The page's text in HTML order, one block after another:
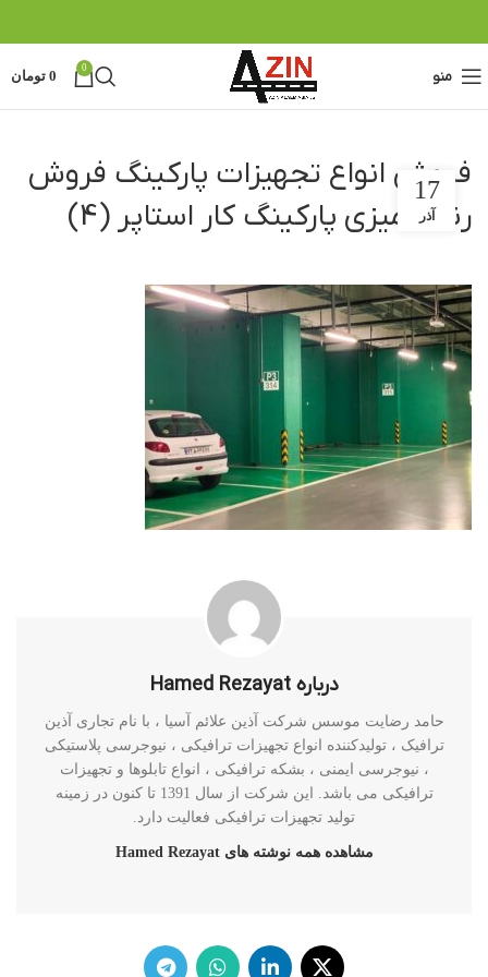
منو 0
0 تومان
فروش انواع تجهیزات پارکینگ فروش
رنگ آمیزی پارکینگ کار استاپر (4)
17
آذر
درباره Hamed Rezayat
حامد رضایت موسس شرکت آذین علائم آسیا ، با نام تجاری آذین
ترافیک ، تولیدکننده انواع تجهیزات ترافیکی ، نیوجرسی پلاستیکی
، نیوجرسی ایمنی ، بشکه ترافیکی ، انواع تابلوها و تجهیزات
ترافیکی می باشد. این شرکت از سال 1391 تا کنون در زمینه
تولید تجهیزات ترافیکی فعالیت دارد.
مشاهده همه نوشته های Hamed Rezayat